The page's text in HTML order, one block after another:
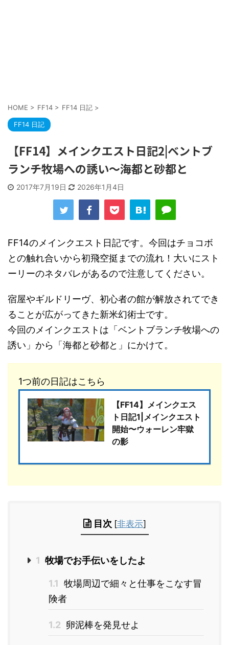
HOME > FF14 > FF14 日記 >
FF14 日記
【FF14】メインクエスト日記2|ベントブ
ランチ牧場への誘い〜海都と砂都と
2017年7月19日 2026年1月4日
FF14のメインクエスト日記です。今回はチョコボ
との触れ合いから初飛空挺までの流れ！大いにスト
ーリーのネタバレがあるので注意してください。
宿屋やギルドリーヴ、初心者の館が解放されてでき
ることが広がってきた新米幻術士です。
今回のメインクエストは「ベントブランチ牧場への
誘い」から「海都と砂都と」にかけて。
1つ前の日記はこちら
【FF14】メインクエス
ト日記1|メインクエスト
開始〜ウォーレン牢獄
の影
目次 [非表示]
1 牧場でお手伝いをしたよ
1.1 牧場周辺で細々と仕事をこなす冒
険者
1.2 卵泥棒を発見せよ